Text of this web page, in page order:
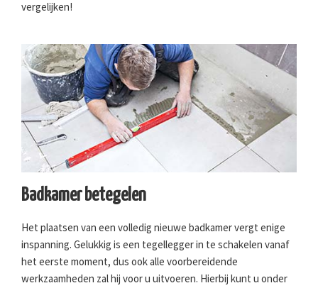
vergelijken!
Badkamer betegelen
Het plaatsen van een volledig nieuwe badkamer vergt enige
inspanning. Gelukkig is een tegellegger in te schakelen vanaf
het eerste moment, dus ook alle voorbereidende
werkzaamheden zal hij voor u uitvoeren. Hierbij kunt u onder